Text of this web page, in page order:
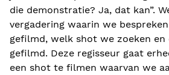
die demonstratie? Ja, dat kan”.
vergadering waarin we
gefilmd, welk shot we zoeken
gefilmd. Deze regisseur gaat
een shot te filmen waarvan we